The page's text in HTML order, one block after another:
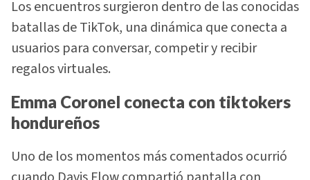
Los encuentros surgieron dentro de las conocidas
batallas de TikTok, una dinámica que conecta a
usuarios para conversar, competir y recibir
regalos virtuales.
Emma Coronel conecta con tiktokers
hondureños
Uno de los momentos más comentados ocurrió